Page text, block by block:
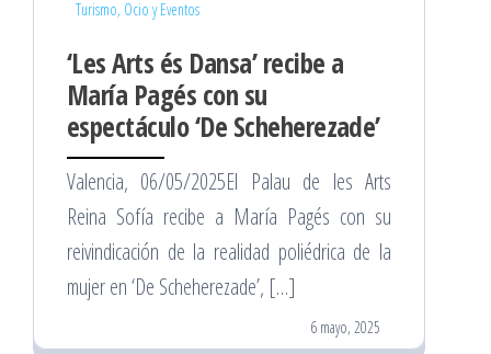
Turismo, Ocio y Eventos
‘Les Arts és Dansa’ recibe a
María Pagés con su
espectáculo ‘De Scheherezade’
Valencia, 06/05/2025El Palau de les Arts
Reina Sofía recibe a María Pagés con su
reivindicación de la realidad poliédrica de la
mujer en ‘De Scheherezade’, […]
6 mayo, 2025